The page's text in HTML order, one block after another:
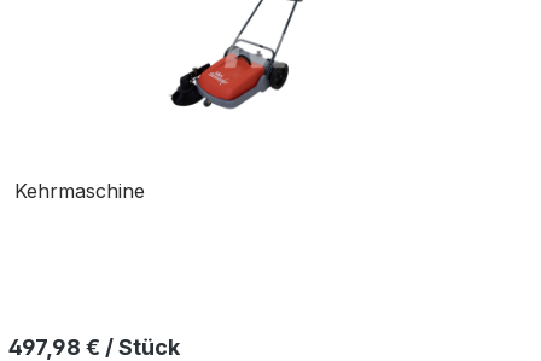
Kehrmaschine
Regulärer Preis:
497,98 € / Stück